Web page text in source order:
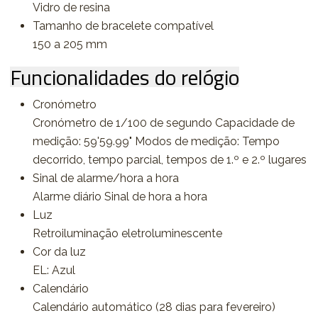
Vidro de resina
Tamanho de bracelete compatível
150 a 205 mm
Funcionalidades do relógio
Cronómetro
Cronómetro de 1/100 de segundo Capacidade de
medição: 59'59.99" Modos de medição: Tempo
decorrido, tempo parcial, tempos de 1.º e 2.º lugares
Sinal de alarme/hora a hora
Alarme diário Sinal de hora a hora
Luz
Retroiluminação eletroluminescente
Cor da luz
EL: Azul
Calendário
Calendário automático (28 dias para fevereiro)